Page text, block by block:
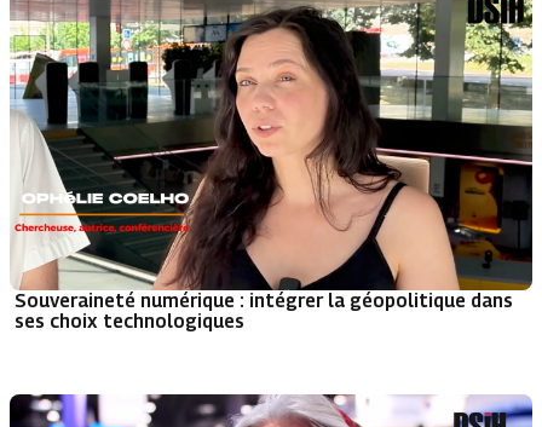
Souveraineté numérique : intégrer la géopolitique dans
ses choix technologiques